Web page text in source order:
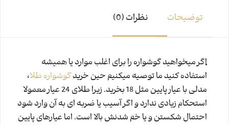
توضیحات نظرات (0)
اگر میخواهید گوشواره را برای اغلب موارد یا همیشه
استفاده کنید ما توصیه میکنیم حین خریدگوشواره طلا،
مدلی با عیار پایین مثل 18 بخرید. زیرا طلای 24 عیار معمولا
استحکام زیادی ندارد و اگر آسیب یا ضربه ای به آن وارد شود
احتمال شکستن و یا خم شدنش بالا است. اما عیارهای پایین